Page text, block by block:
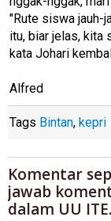
"Rute siswa jauh-
itu, biar jelas, kita
kata Johari
Alfred
Tags Bintan, kepri
Komentar
jawab
dalam UU